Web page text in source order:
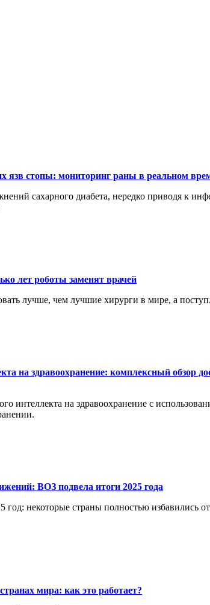
язв стопы: мониторинг раны в реальном
сахарного диабета, нередко приводя к
лет роботы заменят врачей
лучше, чем лучшие хирурги в мире, а
на здравоохранение: комплексный обзор
интеллекта на здравоохранение с
ВОЗ подвела итоги 2025 года
год: некоторые страны полностью избавились
мира: как это работает?